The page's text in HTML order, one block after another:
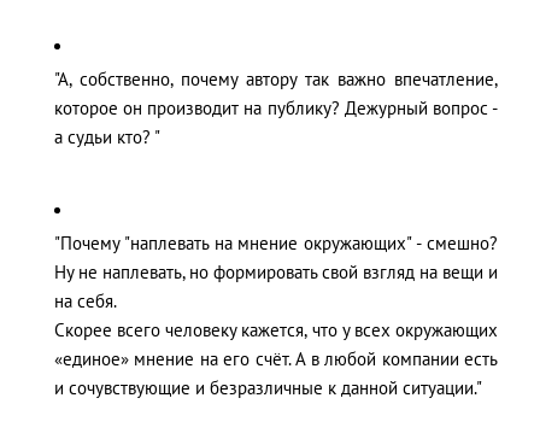
"А, собственно, почему автору так важно впечатление,
которое он производит на публику? Дежурный вопрос -
а судьи кто? "
"Почему "наплевать на мнение окружающих" - смешно?
Ну не наплевать, но формировать свой взгляд на вещи и
на себя.
Скорее всего человеку кажется, что у всех окружающих
«единое» мнение на его счёт. А в любой компании есть
и сочувствующие и безразличные к данной ситуации."